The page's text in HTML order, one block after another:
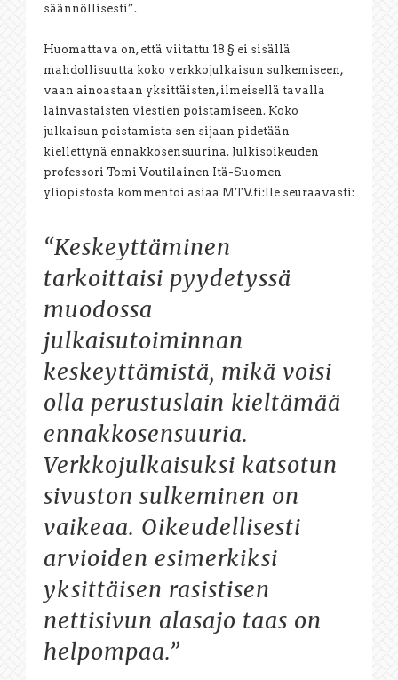
säännöllisesti”.
Huomattava on, että viitattu 18 § ei sisällä
mahdollisuutta koko verkkojulkaisun sulkemiseen,
vaan ainoastaan yksittäisten, ilmeisellä tavalla
lainvastaisten viestien poistamiseen. Koko
julkaisun poistamista sen sijaan pidetään
kiellettynä ennakkosensuurina. Julkisoikeuden
professori Tomi Voutilainen Itä-Suomen
yliopistosta kommentoi asiaa MTV.fi:lle seuraavasti:
“Keskeyttäminen
tarkoittaisi pyydetyssä
muodossa
julkaisutoiminnan
keskeyttämistä, mikä voisi
olla perustuslain kieltämää
ennakkosensuuria.
Verkkojulkaisuksi katsotun
sivuston sulkeminen on
vaikeaa. Oikeudellisesti
arvioiden esimerkiksi
yksittäisen rasistisen
nettisivun alasajo taas on
helpompaa.”